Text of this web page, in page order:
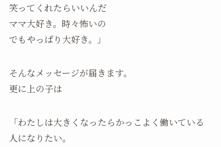
笑ってくれたらいいんだ
ママ大好き。時々怖いの
でもやっぱり大好き。」
そんなメッセージが届きます。
更に上の子は
「わたしは大きくなったらかっこよく働いている
人になりたい。